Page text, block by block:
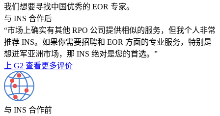
我们想要寻找中国优秀的 EOR 专家。
与 INS 合作后
“市场上确实有其他 RPO 公司提供相似的服务，但我个人非常
推荐 INS。如果你需要招聘和 EOR 方面的专业服务，特别是
想进军亚洲市场，那 INS 绝对是您的首选。”
上 G2 查看更多评价
与 INS 合作前